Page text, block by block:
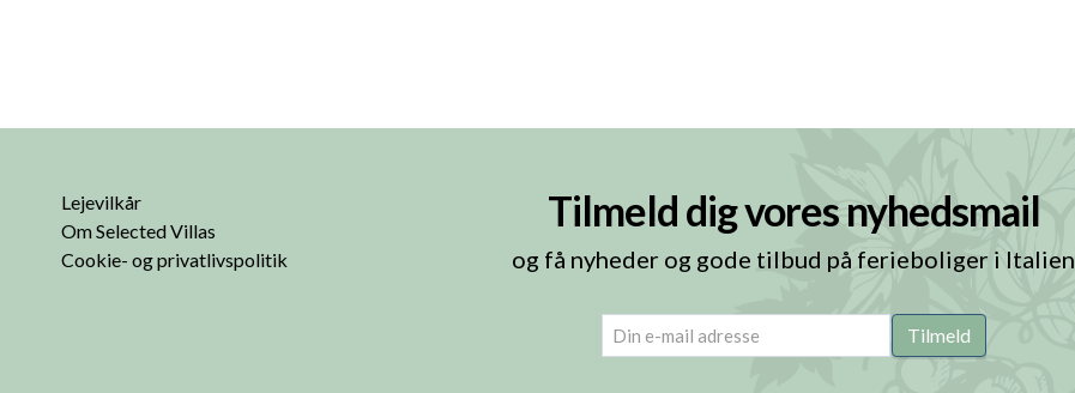
Lejevilkår
Om Selected Villas
Cookie- og privatlivspolitik
Tilmeld dig vores nyhedsmail
og få nyheder og gode tilbud på ferieboliger i Italien
email (Påkrævet) Tilmeld